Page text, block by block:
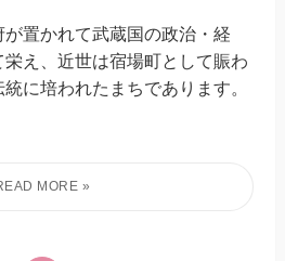
置かれて武蔵国の政治・経
え、近世は宿場町として賑わ
に培われたまちであります。